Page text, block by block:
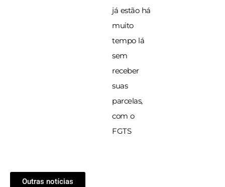
já estão há
muito
tempo lá
sem
receber
suas
parcelas,
com o
FGTS
Outras notícias